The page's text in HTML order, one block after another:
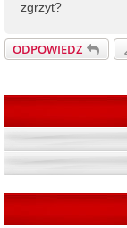
zgrzyt?
ODPOWIEDZ